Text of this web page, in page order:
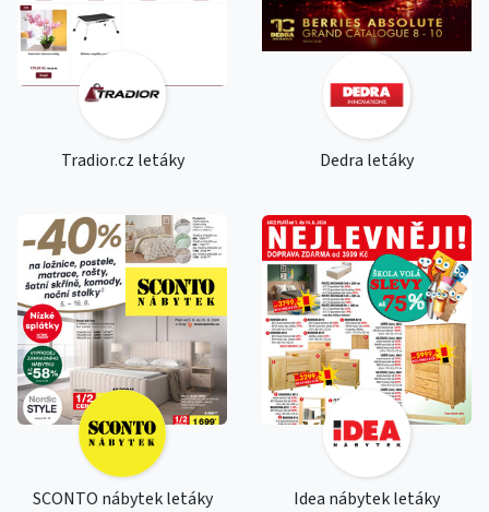
Tradior.cz letáky Dedra letáky
SCONTO nábytek letáky Idea nábytek letáky